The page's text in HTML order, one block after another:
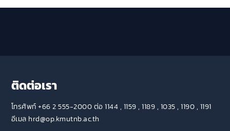
ติดต่อเรา
โทรศัพท์ +66 2 555-2000 ต่อ 1144 , 1159 , 1189 , 1035 , 1190 , 1191
อีเมล hrd@op.kmutnb.ac.th